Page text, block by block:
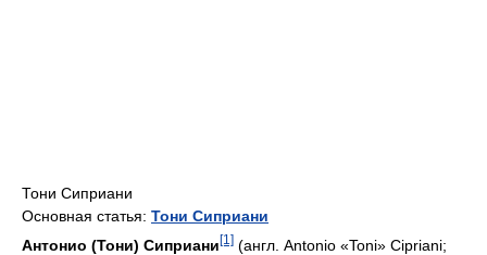
Тони Сиприани
Основная статья: Тони Сиприани
Антонио (Тони) Сиприани[1] (англ. Antonio «Toni» Cipriani;